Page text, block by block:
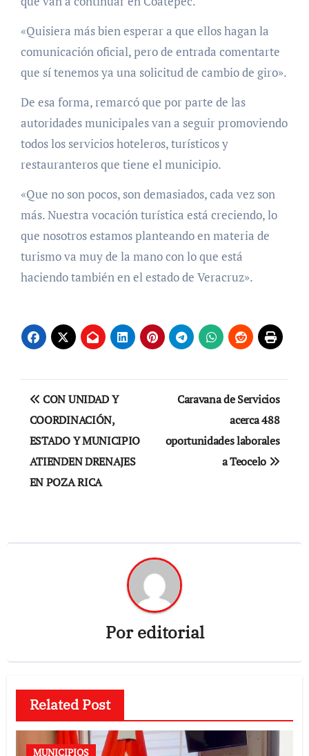
«Quisiera más bien esperar a que ellos hagan la
comunicación oficial, pero de entrada comentarte
que sí tenemos ya una solicitud de cambio de giro».
De esa forma, remarcó que por parte de las
autoridades municipales van a seguir promoviendo
todos los servicios hoteleros, turísticos y
restauranteros que tiene el municipio.
«Que no son pocos, son demasiados, cada vez son
más. Nuestra vocación turística está creciendo, lo
que nosotros estamos planteando en materia de
turismo va muy de la mano con lo que está
haciendo también en el estado de Veracruz».
Navegación
de
entradas
CON UNIDAD Y
COORDINACIÓN,
ESTADO Y MUNICIPIO
ATIENDEN DRENAJES
EN POZA RICA
Caravana de Servicios
acerca 488
oportunidades laborales
a Teocelo
Poreditorial
Related Post
MUNICIPIOS